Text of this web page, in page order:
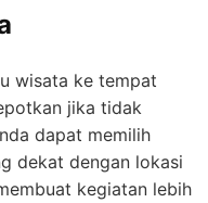
wisata ke tempat
jika tidak
dapat memilih
dekat dengan lokasi
kegiatan lebih